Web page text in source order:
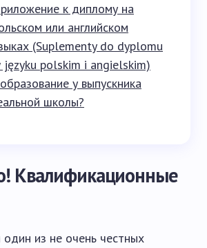
к диплому на
или английском
(Suplementy do dyplomu
języku polskim i angielskim)
у выпускника
школы?
Квалификационные
из не очень честных